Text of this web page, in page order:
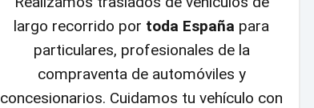
largo recorrido por toda España para
particulares, profesionales de la
compraventa de automóviles y
concesionarios. Cuidamos tu vehículo con